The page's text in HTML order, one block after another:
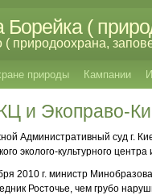
(
природоохрана,
природы Кампании
и Экоправо-
Административный суд г.
эколого-культурного
2010 г. министр
Росточье, чем грубо